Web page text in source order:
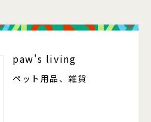
paw's living
ペット用品、雑貨